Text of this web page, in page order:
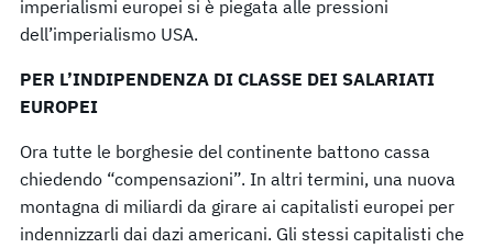
imperialismi europei si è piegata alle pressioni
dell’imperialismo USA.
PER L’INDIPENDENZA DI CLASSE DEI SALARIATI
EUROPEI
Ora tutte le borghesie del continente battono cassa
chiedendo “compensazioni”. In altri termini, una nuova
montagna di miliardi da girare ai capitalisti europei per
indennizzarli dai dazi americani. Gli stessi capitalisti che